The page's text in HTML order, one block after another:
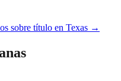
sobre título en Texas →